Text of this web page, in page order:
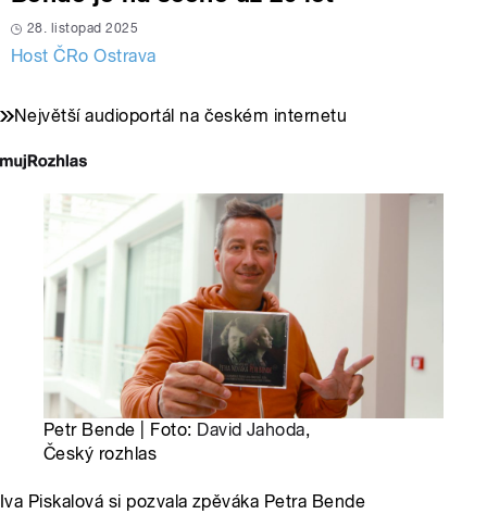
28. listopad 2025
Host ČRo Ostrava
Největší audioportál na českém internetu
Petr Bende | Foto: David Jahoda,
Český rozhlas
Iva Piskalová si pozvala zpěváka Petra Bende